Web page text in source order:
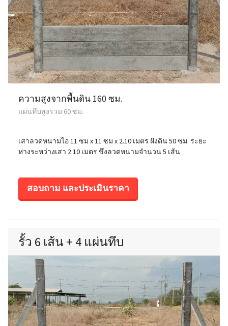
ความสูงจากพื้นดิน 160 ซม.
แผ่นทึบสูงรวม 60 ซม.
เสาลวดหนามไอ 11 ซม x 11 ซม x 2.10 เมตร ฝังดิน 50 ซม. ระยะ
ห่างระหว่างเสา 2.10 เมตร ขึงลวดหนามจำนวน 5 เส้น
สอบถาม และประเมินราคา
รั้ว 6 เส้น + 4 แผ่นทึบ